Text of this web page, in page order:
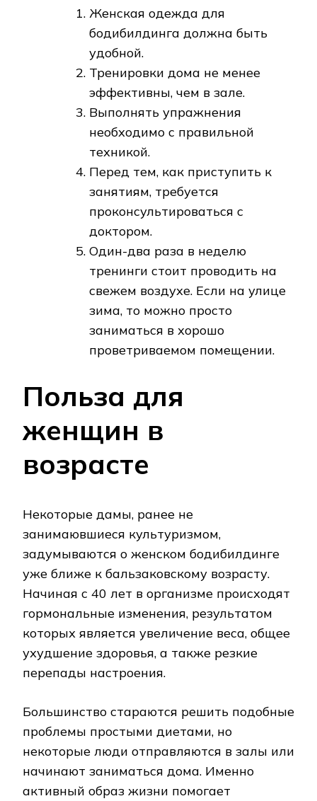
Женская одежда для
бодибилдинга должна быть
удобной.
Тренировки дома не менее
эффективны, чем в зале.
Выполнять упражнения
необходимо с правильной
техникой.
Перед тем, как приступить к
занятиям, требуется
проконсультироваться с
доктором.
Один-два раза в неделю
тренинги стоит проводить на
свежем воздухе. Если на улице
зима, то можно просто
заниматься в хорошо
проветриваемом помещении.
Польза для
женщин в
возрасте
Некоторые дамы, ранее не
занимаювшиеся культуризмом,
задумываются о женском бодибилдинге
уже ближе к бальзаковскому возрасту.
Начиная с 40 лет в организме происходят
гормональные изменения, результатом
которых является увеличение веса, общее
ухудшение здоровья, а также резкие
перепады настроения.
Большинство стараются решить подобные
проблемы простыми диетами, но
некоторые люди отправляются в залы или
начинают заниматься дома. Именно
активный образ жизни помогает